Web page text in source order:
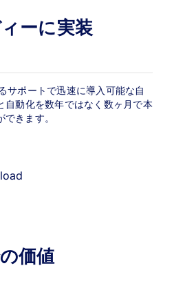
ーに実装
サポートで迅速に導入可能な自
自動化を数年ではなく数ヶ月で本
きます。
価値